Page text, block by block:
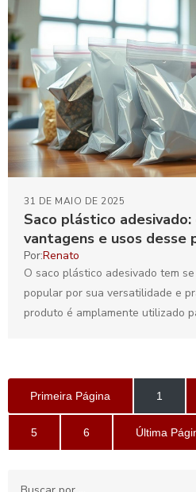
Saco plástico adesivado:
vantagens e usos desse
31 DE MAIO DE 2025
Por:Renato
O saco plástico adesivado tem
popular por sua versatilidade e
produto é amplamente utilizado
Primeira Página 1
5 6 Última